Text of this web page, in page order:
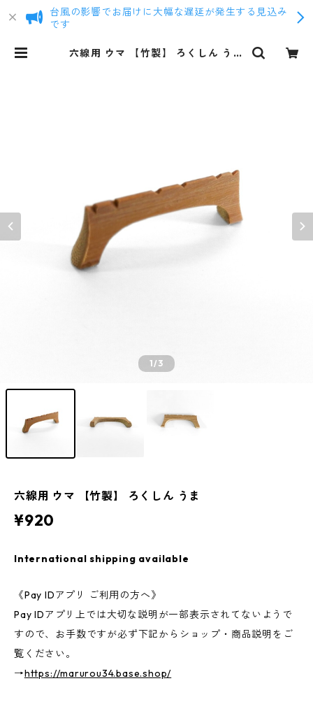
台風の影響でお届けに大幅な遅延が発生する見込み
です
六線用 ウマ 【竹製】 ろくしん うま
1/3
六線用 ウマ 【竹製】 ろくしん うま
¥920
International shipping available
《Pay IDアプリ ご利用の方へ》
Pay IDアプリ上では大切な説明が一部表示されてないようで
すので、お手数ですが必ず下記からショップ・商品説明をご
覧ください。
→https://marurou34.base.shop/